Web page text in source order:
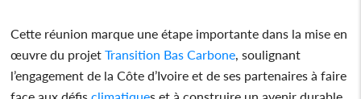
Cette réunion marque une étape importante dans la mise en
œuvre du projet Transition Bas Carbone , soulignant
l’engagement de la Côte d’Ivoire et de ses partenaires à faire